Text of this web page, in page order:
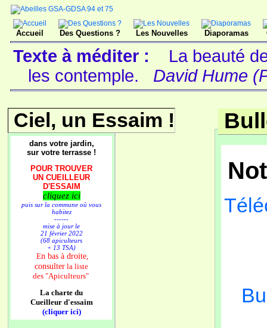
Accueil Des Questions ? Les Nouvelles Diaporamas
Texte à méditer :
La beauté
les contemple.
David Hume
Ciel, un Essaim !
dans votre jardin,
sur votre terrasse !
POUR TROUVER
UN CUEILLEUR
D'ESSAIM
cliquez ici
puis sur la commune où vous
habitez
------
mise à jour le
21 février 2022
(68 apiculteurs
+ 13 TSA)
En bas à droite,
consulter la liste
des "Apiculteurs"
La charte du
Cueilleur d'essaim
(cliquer ici)